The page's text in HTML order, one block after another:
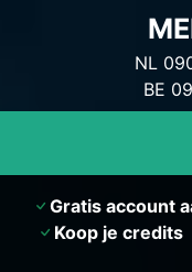
NL
BE
Gratis account
Koop je credits